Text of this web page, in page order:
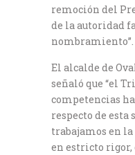
remoción del
de la autoridad
nombramiento”.
El alcalde de
señaló que “el
competencias
respecto de esta
trabajamos en
en estricto rigor,